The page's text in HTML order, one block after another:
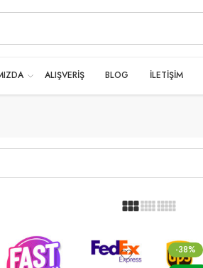
ALIŞVERİŞ BLOG İLETİŞİM
-38%